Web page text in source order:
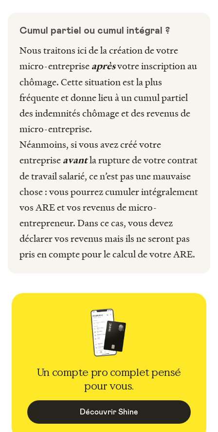
Cumul partiel ou cumul intégral ?
Nous traitons ici de la création de votre
micro-entreprise aprèsvotre inscription au
chômage. Cette situation est la plus
fréquente et donne lieu à un cumul partiel
des indemnités chômage et des revenus de
micro-entreprise.
Néanmoins, si vous avez créé votre
entreprise avantla rupture de votre contrat
de travail salarié, ce n’est pas une mauvaise
chose : vous pourrez cumuler intégralement
vos ARE et vos revenus de micro-
entrepreneur. Dans ce cas, vous devez
déclarer vos revenus mais ils ne seront pas
pris en compte pour le calcul de votre ARE.
Un compte pro complet pensé
pour vous.
Découvrir Shine